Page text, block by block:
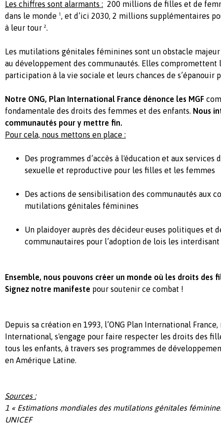
Les chiffres sont alarmants : 200 millions de filles et de
dans le monde ¹, et d’ici 2030, 2 millions supplémentaires
à leur tour ².
Les mutilations génitales féminines sont un obstacle
au développement des communautés. Elles compromettent
participation à la vie sociale et leurs chances de s’épanouir
Notre ONG, Plan International France dénonce les MGF
fondamentale des droits des femmes et des enfants. Nous
communautés pour y mettre fin.
Pour cela, nous mettons en place :
Des programmes d’accès à l'éducation et aux services
sexuelle et reproductive pour les filles et les femmes
Des actions de sensibilisation des communautés aux
mutilations génitales féminines
Un plaidoyer auprès des décideur·euses politiques et
communautaires pour l’adoption de lois les interdisant
Ensemble, nous pouvons créer un monde où les droits des
Signez notre manifeste pour soutenir ce combat !
Depuis sa création en 1993, l’ONG Plan International
International, s'engage pour faire respecter les droits des
tous les enfants, à travers ses programmes de
en Amérique Latine.
Sources :
1 « Estimations mondiales des mutilations génitales
UNICEF